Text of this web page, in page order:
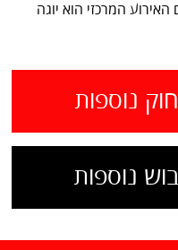
המרכזי הוא יוגה
נוספות
נוספות